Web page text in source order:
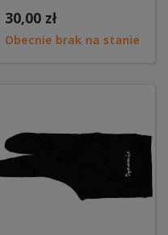
30,00 zł
Obecnie brak na stanie